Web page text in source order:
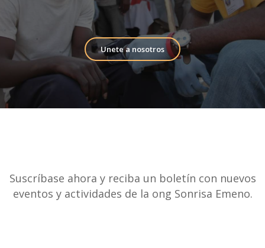
Unete a nosotros
Suscríbase ahora y reciba un boletín con nuevos
eventos y actividades de la ong Sonrisa Emeno.